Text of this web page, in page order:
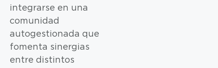
integrarse en una
comunidad
autogestionada que
fomenta sinergias
entre distintos